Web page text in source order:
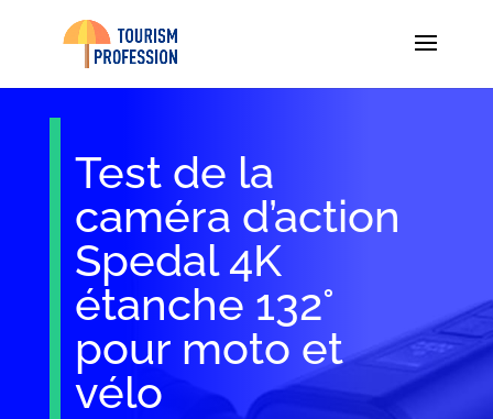
Test de la
caméra d’action
Spedal 4K
étanche 132°
pour moto et
vélo